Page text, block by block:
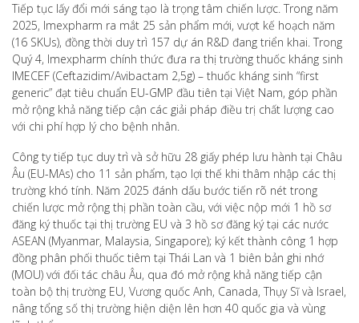
Tiếp tục lấy đổi mới sáng tạo là trọng tâm chiến lược. Trong năm
2025, Imexpharm ra mắt 25 sản phẩm mới, vượt kế hoạch năm
(16 SKUs), đồng thời duy trì 157 dự án R&D đang triển khai. Trong
Quý 4, Imexpharm chính thức đưa ra thị trường thuốc kháng sinh
IMECEF (Ceftazidim/Avibactam 2,5g) – thuốc kháng sinh “first
generic” đạt tiêu chuẩn EU-GMP đầu tiên tại Việt Nam, góp phần
mở rộng khả năng tiếp cận các giải pháp điều trị chất lượng cao
với chi phí hợp lý cho bệnh nhân.
Công ty tiếp tục duy trì và sở hữu 28 giấy phép lưu hành tại Châu
Âu (EU-MAs) cho 11 sản phẩm, tạo lợi thế khi thâm nhập các thị
trường khó tính. Năm 2025 đánh dấu bước tiến rõ nét trong
chiến lược mở rộng thị phần toàn cầu, với việc nộp mới 1 hồ sơ
đăng ký thuốc tại thị trường EU và 3 hồ sơ đăng ký tại các nước
ASEAN (Myanmar, Malaysia, Singapore); ký kết thành công 1 hợp
đồng phân phối thuốc tiêm tại Thái Lan và 1 biên bản ghi nhớ
(MOU) với đối tác châu Âu, qua đó mở rộng khả năng tiếp cận
toàn bộ thị trường EU, Vương quốc Anh, Canada, Thụy Sĩ và Israel,
nâng tổng số thị trường hiện diện lên hơn 40 quốc gia và vùng